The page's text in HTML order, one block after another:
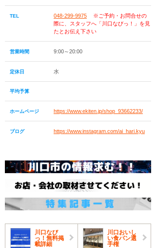
TEL 048-299-9975
※ご予約・お問合せの
際に、スタッフへ「川口なびっ！」を見
たとお伝え下さい
営業時間 9:00～20:00
定休日 水
平均予算
ホームページ https://www.ekiten.jp/shop_93662233/
ブログ https://www.instagram.com/ai_hari.kyu
川口なび
っ！無料掲
載詳細
川口おいし
い食パン選
手権